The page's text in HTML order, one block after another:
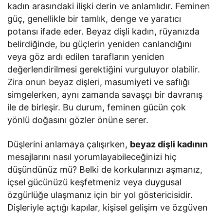
kadın arasındaki ilişki derin ve anlamlıdır. Feminen
güç, genellikle bir tamlık, denge ve yaratıcı
potansı ifade eder. Beyaz dişli kadın, rüyanızda
belirdiğinde, bu güçlerin yeniden canlandığını
veya göz ardı edilen tarafların yeniden
değerlendirilmesi gerektiğini vurguluyor olabilir.
Zira onun beyaz dişleri, masumiyeti ve saflığı
simgelerken, aynı zamanda savaşçı bir davranış
ile de birleşir. Bu durum, feminen gücün çok
yönlü doğasını gözler önüne serer.
Düşlerini anlamaya çalışırken, beyaz dişli kadının
mesajlarını nasıl yorumlayabileceğinizi hiç
düşündünüz mü? Belki de korkularınızı aşmanız,
içsel gücünüzü keşfetmeniz veya duygusal
özgürlüğe ulaşmanız için bir yol göstericisidir.
Dişleriyle açtığı kapılar, kişisel gelişim ve özgüven